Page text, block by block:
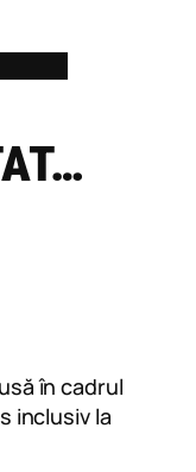
în cadrul
inclusiv la